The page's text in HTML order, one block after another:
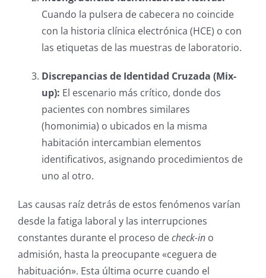
Cuando la pulsera de cabecera no coincide
con la historia clínica electrónica (HCE) o con
las etiquetas de las muestras de laboratorio.
Discrepancias de Identidad Cruzada (Mix-
up): El escenario más crítico, donde dos
pacientes con nombres similares
(homonimia) o ubicados en la misma
habitación intercambian elementos
identificativos, asignando procedimientos de
uno al otro.
Las causas raíz detrás de estos fenómenos varían
desde la fatiga laboral y las interrupciones
constantes durante el proceso decheck-ino
admisión, hasta la preocupante «ceguera de
habituación». Esta última ocurre cuando el